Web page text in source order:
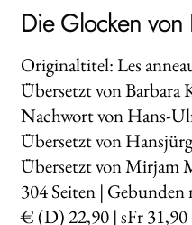
Die Glocken von
Originaltitel: Les
Übersetzt von Barbara
Nachwort von Hans-
Übersetzt von
Übersetzt von Mirjam
304Seiten | Gebunden
€ (D) 22,90 | sFr